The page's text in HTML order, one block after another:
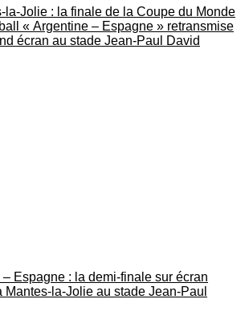
la-Jolie : la finale de la Coupe du Monde
« Argentine – Espagne » retransmise
écran au stade Jean-Paul David
– Espagne : la demi-finale sur écran
Mantes-la-Jolie au stade Jean-Paul